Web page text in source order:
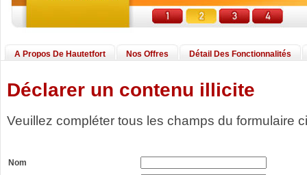
A Propos De Hautetfort Nos Offres Détail Des Fonctionnalités
Déclarer un contenu illicite
Veuillez compléter tous les champs du formulaire
Nom